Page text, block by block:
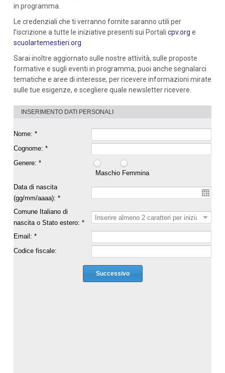
in programma.
Le credenziali che ti verranno fornite saranno utili per
l’iscrizione a tutte le iniziative presenti sui Portali cpv.org e
scuolartemestieri.org
Sarai inoltre aggiornato sulle nostre attività, sulle proposte
formative e sugli eventi in programma, puoi anche segnalarci
tematiche e aree di interesse, per ricevere informazioni mirate
sulle tue esigenze, e scegliere quale newsletter ricevere.